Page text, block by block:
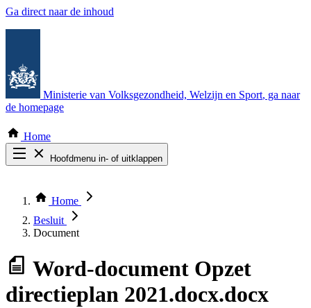
Ga direct naar de inhoud
Ministerie van Volksgezondheid, Welzijn en Sport, ga naar
de homepage
Home
Hoofdmenu in- of uitklappen
Thema COVID-19
Bekijk per bestuursorgaan
Home
Besluit
Document
Word-document Opzet
directieplan 2021.docx.docx